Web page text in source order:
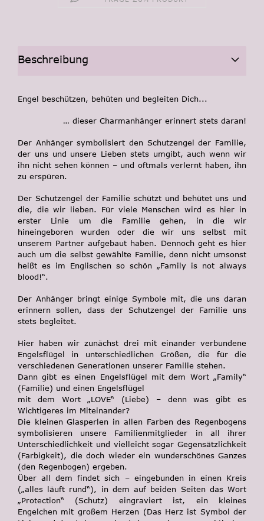
Beschreibung
Engel beschützen, behüten und begleiten Dich...
… dieser Charmanhänger erinnert stets daran!
Der Anhänger symbolisiert den Schutzengel der Familie,
der uns und unsere Lieben stets umgibt, auch wenn wir
ihn nicht sehen können – und oftmals verlernt haben, ihn
zu erspüren.
Der Schutzengel der Familie schützt und behütet uns und
die, die wir lieben. Für viele Menschen wird es hier in
erster Linie um die Familie gehen, in die wir
hineingeboren wurden oder die wir uns selbst mit
unserem Partner aufgebaut haben. Dennoch geht es hier
auch um die selbst gewählte Familie, denn nicht umsonst
heißt es im Englischen so schön „Family is not always
blood!“.
Der Anhänger bringt einige Symbole mit, die uns daran
erinnern sollen, dass der Schutzengel der Familie uns
stets begleitet.
Hier haben wir zunächst drei mit einander verbundene
Engelsflügel in unterschiedlichen Größen, die für die
verschiedenen Generationen unserer Familie stehen.
Dann gibt es einen Engelsflügel mit dem Wort „Family“
(Familie) und einen Engelsflügel
mit dem Wort „LOVE“ (Liebe) – denn was gibt es
Wichtigeres im Miteinander?
Die kleinen Glasperlen in allen Farben des Regenbogens
symbolisieren unsere Familienmitglieder in all ihrer
Unterschiedlichkeit und vielleicht sogar Gegensätzlichkeit
(Farbigkeit), die doch wieder ein wunderschönes Ganzes
(den Regenbogen) ergeben.
Über all dem findet sich – eingebunden in einen Kreis
(„alles läuft rund“), in dem auf beiden Seiten das Wort
„Protection“ (Schutz) eingraviert ist, ein kleines
Engelchen mit großem Herzen (Das Herz ist Symbol der